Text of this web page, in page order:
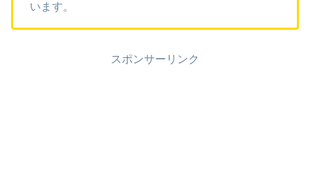
います。
スポンサーリンク